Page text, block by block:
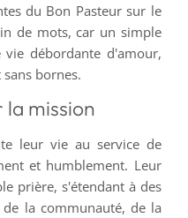
du Bon Pasteur sur le
de mots, car un simple
débordante d'amour,
bornes.
la mission
leur vie au service de
et humblement. Leur
prière, s'étendant à des
la communauté, de la